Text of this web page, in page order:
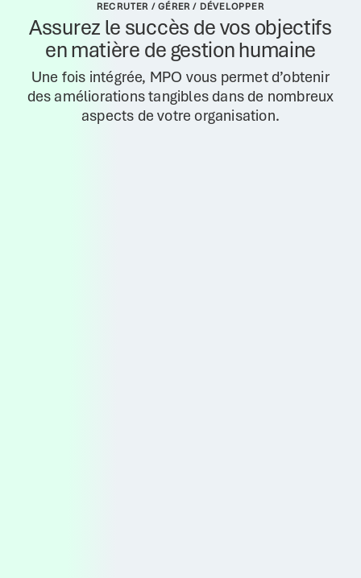
RECRUTER / GÉRER / DÉVELOPPER
Assurez le succès de vos objectifs
en matière de gestion humaine
Une fois intégrée, MPO vous permet d’obtenir
des améliorations tangibles dans de nombreux
aspects de votre organisation.